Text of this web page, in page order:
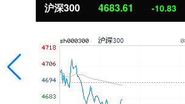
4683.61 -10.83 -0.23%